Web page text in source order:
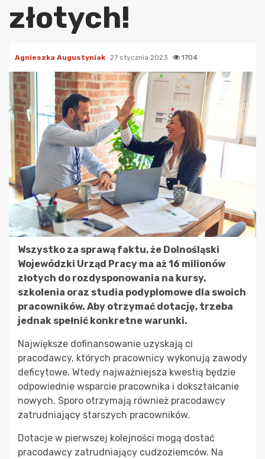
złotych!
Agnieszka Augustyniak 27 stycznia 2023 1704
Wszystko za sprawą faktu, że Dolnośląski
Wojewódzki Urząd Pracy ma aż 16 milionów
złotych do rozdysponowania na kursy,
szkolenia oraz studia podyplomowe dla swoich
pracowników. Aby otrzymać dotację, trzeba
jednak spełnić konkretne warunki.
Największe dofinansowanie uzyskają ci
pracodawcy, których pracownicy wykonują zawody
deficytowe. Wtedy najważniejsza kwestią będzie
odpowiednie wsparcie pracownika i dokształcanie
nowych. Sporo otrzymają również pracodawcy
zatrudniający starszych pracowników.
Dotacje w pierwszej kolejności mogą dostać
pracodawcy zatrudniający cudzoziemców. Na